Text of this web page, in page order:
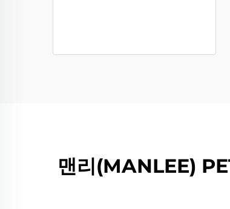
맨리(MANLEE)